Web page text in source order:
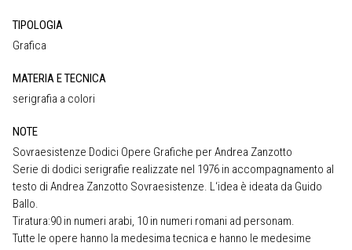
TIPOLOGIA
Grafica
MATERIA E TECNICA
serigrafia a colori
NOTE
Sovraesistenze Dodici Opere Grafiche per Andrea Zanzotto
Serie di dodici serigrafie realizzate nel 1976 in accompagnamento al
testo di Andrea Zanzotto Sovraesistenze. L‘idea è ideata da Guido
Ballo.
Tiratura:90 in numeri arabi, 10 in numeri romani ad personam.
Tutte le opere hanno la medesima tecnica e hanno le medesime